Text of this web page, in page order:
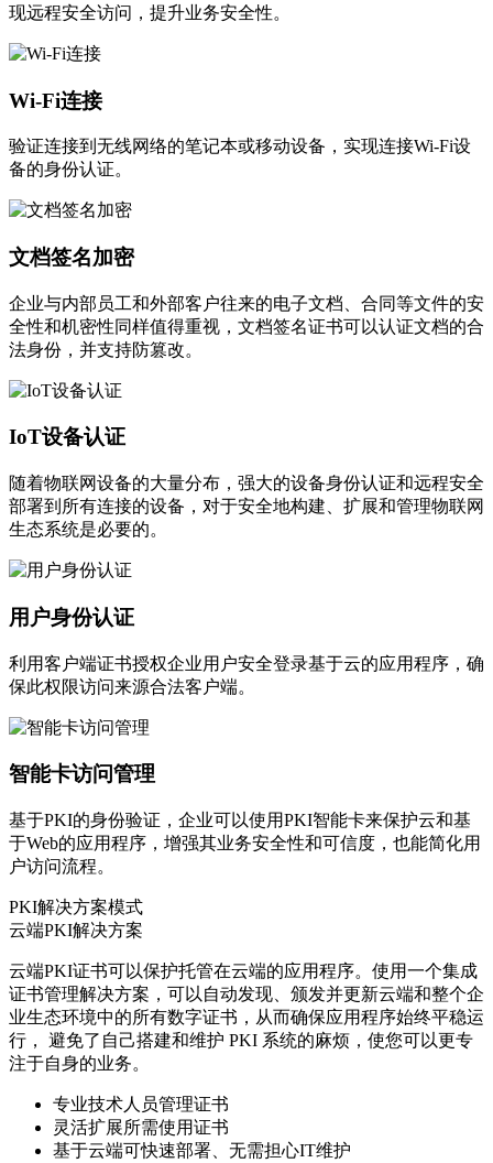
现远程安全访问，提升业务安全性。
Wi-Fi连接
验证连接到无线网络的笔记本或移动设备，实现连接Wi-Fi设
备的身份认证。
文档签名加密
企业与内部员工和外部客户往来的电子文档、合同等文件的安
全性和机密性同样值得重视，文档签名证书可以认证文档的合
法身份，并支持防篡改。
IoT设备认证
随着物联网设备的大量分布，强大的设备身份认证和远程安全
部署到所有连接的设备，对于安全地构建、扩展和管理物联网
生态系统是必要的。
用户身份认证
利用客户端证书授权企业用户安全登录基于云的应用程序，确
保此权限访问来源合法客户端。
智能卡访问管理
基于PKI的身份验证，企业可以使用PKI智能卡来保护云和基
于Web的应用程序，增强其业务安全性和可信度，也能简化用
户访问流程。
PKI解决方案模式
云端PKI解决方案
云端PKI证书可以保护托管在云端的应用程序。使用一个集成
证书管理解决方案，可以自动发现、颁发并更新云端和整个企
业生态环境中的所有数字证书，从而确保应用程序始终平稳运
行， 避免了自己搭建和维护 PKI 系统的麻烦，使您可以更专
注于自身的业务。
专业技术人员管理证书
灵活扩展所需使用证书
基于云端可快速部署、无需担心IT维护